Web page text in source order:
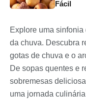
Fácil
Explore uma
da chuva. Descubra
gotas de chuva e o
De sopas quentes e
sobremesas
uma jornada